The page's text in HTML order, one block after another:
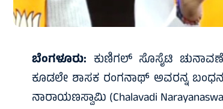
ಬೆಂಗಳೂರು: ಕುಣಿಗಲ್ ಸೊಸೈಟಿ
ಕೂಡಲೇ ಶಾಸಕ ರಂಗನಾಥ್ ಅವರನ್ನ
ನಾರಾಯಣಸ್ವಾಮಿ (Chalavadi